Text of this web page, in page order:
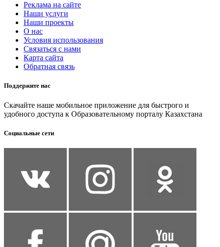
Реклама на сайте
Наши услуги
Наши проекты
О нас
Условия использования
Связаться с нами
Карта сайта
Обратная связь
Поддержите нас
Скачайте наше мобильное приложение для быстрого и
удобного доступа к Образовательному порталу Казахстана
Социальные сети